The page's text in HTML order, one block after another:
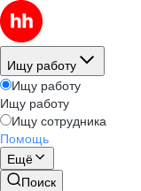
Ищу работу
Ищу работу
Ищу работу
Ищу сотрудника
Помощь
Ещё
Поиск